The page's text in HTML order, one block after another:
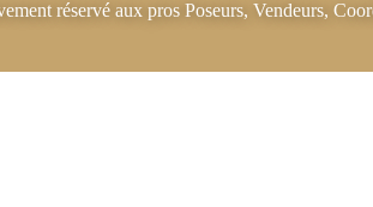
réservé aux pros Poseurs, Vendeurs,